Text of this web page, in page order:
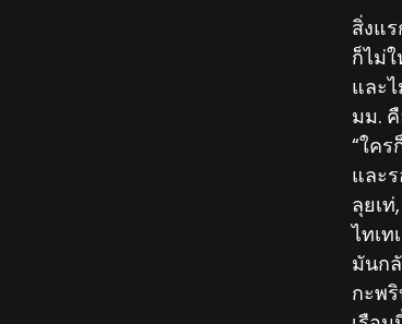
สิ่งแ
ก็ไม่
และ
มม.
“ใคร
และ
ลุยเ
ไทเ
มันก
กะพ